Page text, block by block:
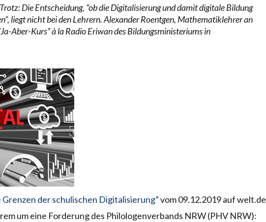
Die Entscheidung, “ob die Digitalisierung und damit digitale Bildung
liegt nicht bei den Lehrern. Alexander Roentgen, Mathematiklehrer an
Aber-Kurs” à la Radio Eriwan des Bildungsministeriums in
Grenzen der schulischen Digitalisierung”vom 09.12.2019 auf welt.de
um eine Forderung des Philologenverbands NRW (PHV NRW):